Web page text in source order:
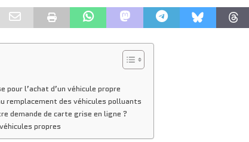
pour l’achat d’un véhicule propre
remplacement des véhicules polluants
demande de carte grise en ligne ?
propres